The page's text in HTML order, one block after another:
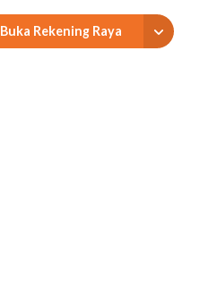
Buka Rekening Raya